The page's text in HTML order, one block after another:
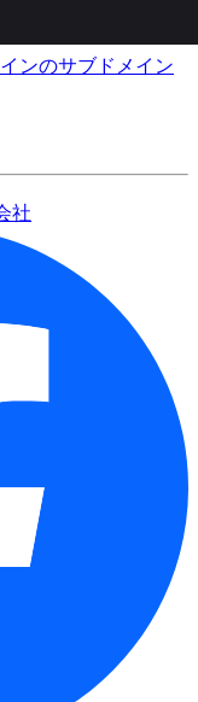
ンのサブドメイン
社